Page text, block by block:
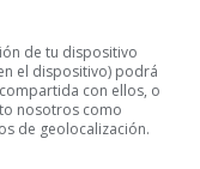
síntomas oculares, como
de tu dispositivo
el dispositivo) podrá
con ellos, o
nosotros como
de geolocalización.